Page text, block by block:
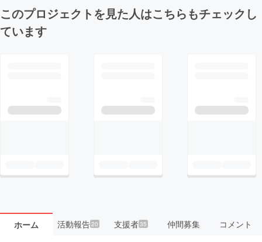
このプロジェクトを見た人はこちらもチェックし
ています
ホーム 活動報告20 支援者35 仲間募集 コメント